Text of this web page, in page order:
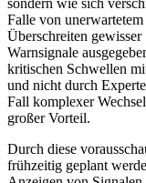
Falle von
Überschreiten
Warnsignale
kritischen Schwellen
und nicht durch
Fall komplexer
großer Vorteil.
Durch diese
frühzeitig geplant